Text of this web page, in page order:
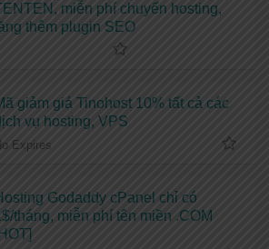
miễn phí chuyển hosting,
thêm plugin SEO
giảm giá Tinohost 10% tất cả các
vụ hosting, VPS
Expires
Godaddy cPanel chỉ có
tháng, miễn phí tên miền .COM